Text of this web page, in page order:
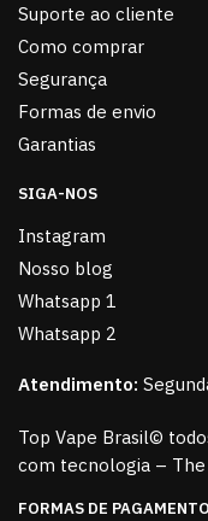
Suporte ao cliente
Como comprar
Segurança
Formas de envio
Garantias
SIGA-NOS
Instagram
Nosso blog
Whatsapp 1
Whatsapp 2
Atendimento:
Top Vape Brasil©
com tecnologia – The
FORMAS DE PAGAMENTO